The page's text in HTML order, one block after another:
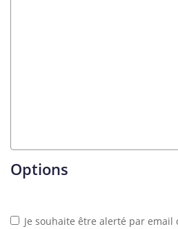
Options
Je souhaite être alerté par email